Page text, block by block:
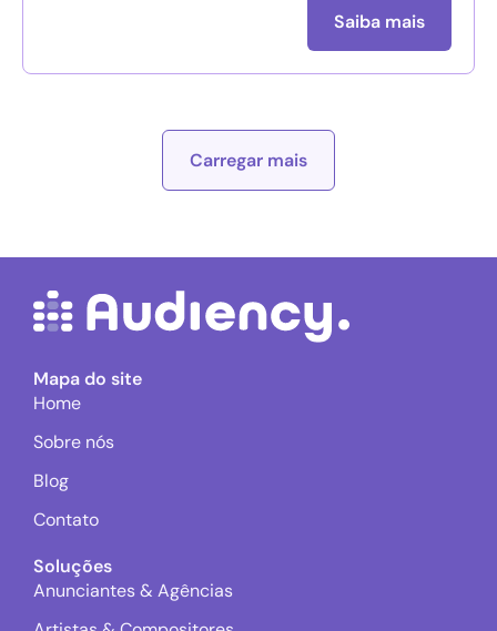
Saiba mais
Carregar mais
Mapa do site
Home
Sobre nós
Blog
Contato
Soluções
Anunciantes & Agências